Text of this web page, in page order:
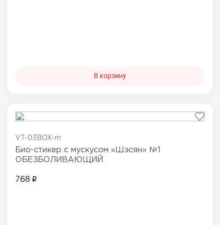
В корзину
VT-03BOX-m
Био-стикер с мускусом «Шэсян» №1
ОБЕЗБОЛИВАЮЩИЙ
768